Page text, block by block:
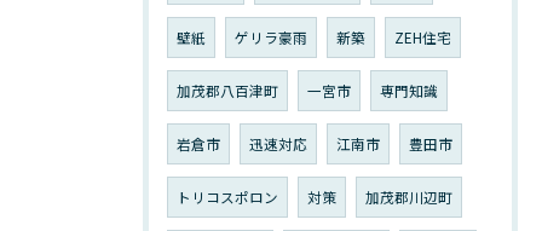
壁紙 ゲリラ豪雨 新築 ZEH住宅
加茂郡八百津町 一宮市 専門知識
岩倉市 迅速対応 江南市 豊田市
トリコスポロン 対策 加茂郡川辺町